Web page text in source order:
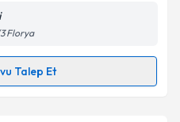
ilişkin
verilerimin belirtilen
Florya
Talep Et